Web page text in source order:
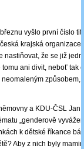
vyšlo první číslo
krajská organizace
nastiňovat, že se již
ani divit, neboť tak
způsobem,
a KDU-ČSL Jan
„genderově
k dětské říkance
Aby z nich byly